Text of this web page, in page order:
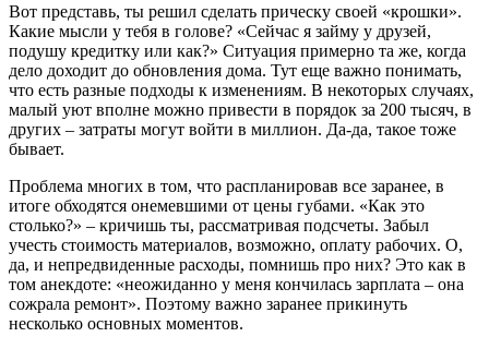
Вот представь, ты решил сделать прическу своей «крошки».
Какие мысли у тебя в голове? «Сейчас я займу у друзей,
подушу кредитку или как?» Ситуация примерно та же, когда
дело доходит до обновления дома. Тут еще важно понимать,
что есть разные подходы к изменениям. В некоторых случаях,
малый уют вполне можно привести в порядок за 200 тысяч, в
других – затраты могут войти в миллион. Да-да, такое тоже
бывает.
Проблема многих в том, что распланировав все заранее, в
итоге обходятся онемевшими от цены губами. «Как это
столько?» – кричишь ты, рассматривая подсчеты. Забыл
учесть стоимость материалов, возможно, оплату рабочих. О,
да, и непредвиденные расходы, помнишь про них? Это как в
том анекдоте: «неожиданно у меня кончилась зарплата – она
сожрала ремонт». Поэтому важно заранее прикинуть
несколько основных моментов.